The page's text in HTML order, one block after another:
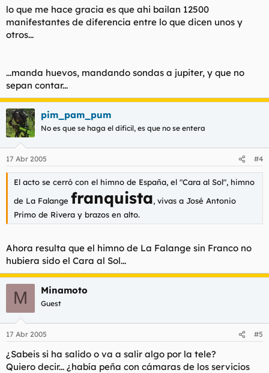
lo que me hace gracia es que ahi bailan 12500
manifestantes de diferencia entre lo que dicen unos y
otros...
...manda huevos, mandando sondas a jupiter, y que no
sepan contar...
pim_pam_pum
No es que se haga el dificil, es que no se entera
17 Abr 2005 #4
El acto se cerró con el himno de España, el "Cara al Sol", himno
de La Falange franquista, vivas a José Antonio
Primo de Rivera y brazos en alto.
Ahora resulta que el himno de La Falange sin Franco no
hubiera sido el Cara al Sol...
M Minamoto
Guest
17 Abr 2005 #5
¿Sabeis si ha salido o va a salir algo por la tele?
Quiero decir... ¿había peña con cámaras de los servicios